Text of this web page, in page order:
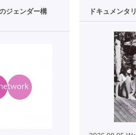
ジェンダー構
ドキュメンタ